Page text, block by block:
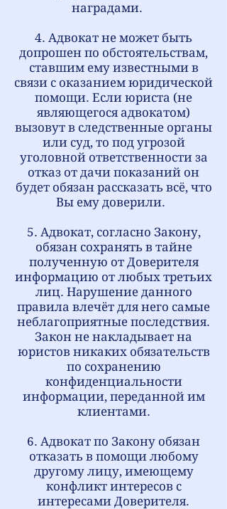
наградами.
4. Адвокат не может быть
допрошен по обстоятельствам,
ставшим ему известными в
связи с оказанием юридической
помощи. Если юриста (не
являющегося адвокатом)
вызовут в следственные органы
или суд, то под угрозой
уголовной ответственности за
отказ от дачи показаний он
будет обязан рассказать всё, что
Вы ему доверили.
5. Адвокат, согласно Закону,
обязан сохранять в тайне
полученную от Доверителя
информацию от любых третьих
лиц. Нарушение данного
правила влечёт для него самые
неблагоприятные последствия.
Закон не накладывает на
юристов никаких обязательств
по сохранению
конфиденциальности
информации, переданной им
клиентами.
6. Адвокат по Закону обязан
отказать в помощи любому
другому лицу, имеющему
конфликт интересов с
интересами Доверителя.